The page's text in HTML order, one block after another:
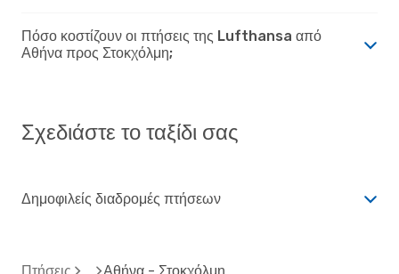
Πόσο κοστίζουν οι πτήσεις της Lufthansa από
Αθήνα προς Στοκχόλμη;
Σχεδιάστε το ταξίδι σας
Δημοφιλείς διαδρομές πτήσεων